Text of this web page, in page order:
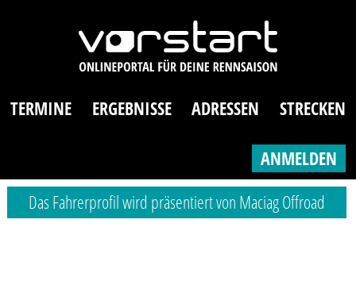
TERMINE ERGEBNISSE ADRESSEN STRECKEN
ANMELDEN
Das Fahrerprofil wird präsentiert von Maciag Offroad